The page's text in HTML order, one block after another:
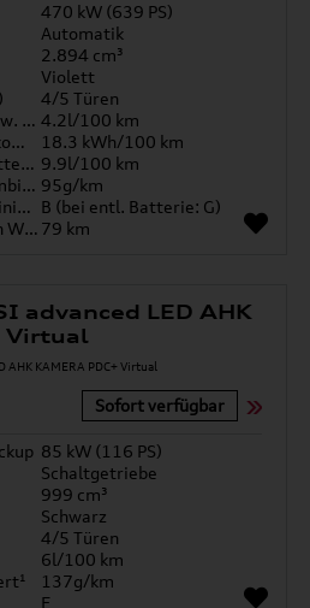
470 kW (639 PS)
Automatik
2.894 cm³
Violett
4/5 Türen
Kraftstoffverbrauch gew. kombiniert 4.2l/100 km
Stromverbrauch gew. kombiniert
18.3 kWh/100 km
Kraftst. komb. entl. Batterie 9.9l/100 km
CO2-Emission gew. kombiniert 95g/km
CO2-Klasse gew. kombiniert B (bei entl. Batterie: G)
Elektr. Reichweite nach WLTP* 79 km
advanced LED AHK
Virtual
Sofort verfügbar
85 kW (116 PS)
Schaltgetriebe
999 cm³
Schwarz
4/5 Türen
6l/100 km
137g/km
E